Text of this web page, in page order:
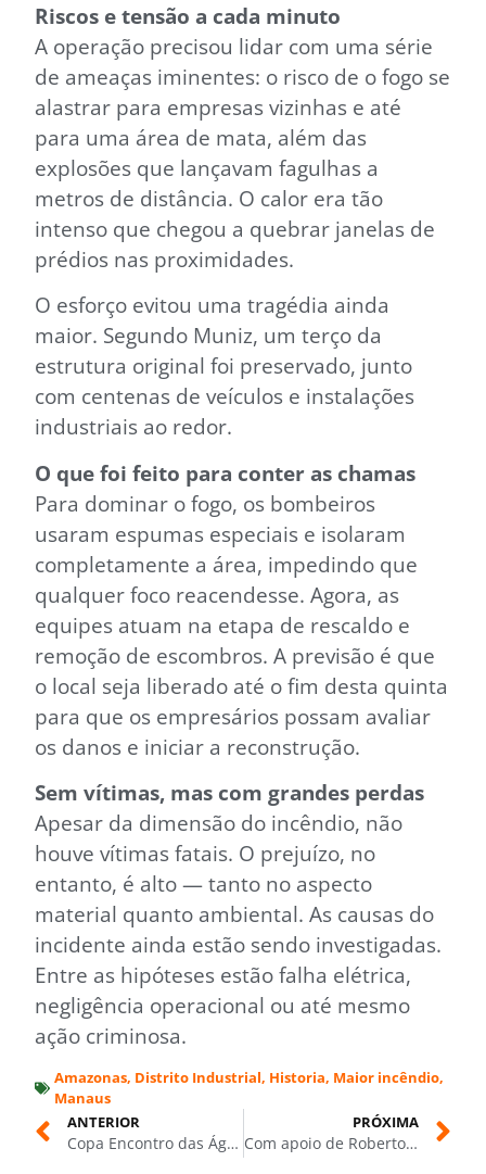
Riscos e tensão a cada minuto
A operação precisou lidar com uma série
de ameaças iminentes: o risco de o fogo se
alastrar para empresas vizinhas e até
para uma área de mata, além das
explosões que lançavam fagulhas a
metros de distância. O calor era tão
intenso que chegou a quebrar janelas de
prédios nas proximidades.
O esforço evitou uma tragédia ainda
maior. Segundo Muniz, um terço da
estrutura original foi preservado, junto
com centenas de veículos e instalações
industriais ao redor.
O que foi feito para conter as chamas
Para dominar o fogo, os bombeiros
usaram espumas especiais e isolaram
completamente a área, impedindo que
qualquer foco reacendesse. Agora, as
equipes atuam na etapa de rescaldo e
remoção de escombros. A previsão é que
o local seja liberado até o fim desta quinta
para que os empresários possam avaliar
os danos e iniciar a reconstrução.
Sem vítimas, mas com grandes perdas
Apesar da dimensão do incêndio, não
houve vítimas fatais. O prejuízo, no
entanto, é alto — tanto no aspecto
material quanto ambiental. As causas do
incidente ainda estão sendo investigadas.
Entre as hipóteses estão falha elétrica,
negligência operacional ou até mesmo
ação criminosa.
Amazonas, Distrito Industrial, Historia, Maior incêndio,
Manaus
ANTERIOR
Copa Encontro das Águas de Jiu-Jítsu: inscrições vão até as 11h desta quinta-feira (07/08)
PRÓXIMA
Com apoio de Roberto Cidade, Amazon Abu Dhabi 16 terá 17 lutas neste sábado (09/08), em Manaus